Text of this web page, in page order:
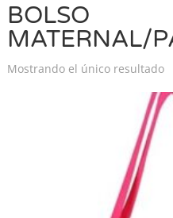
BOLSO
MATERNAL/
Mostrando el único resultado